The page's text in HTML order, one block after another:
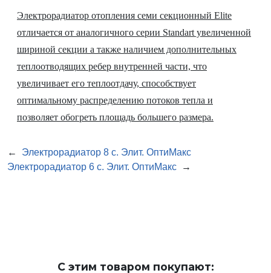
Электрорадиатор отопления семи секционный Elite
отличается от аналогичного серии Standart увеличенной
шириной секции а также наличием дополнительных
теплоотводящих ребер внутренней части, что
увеличивает его теплоотдачу, способствует
оптимальному распределению потоков тепла и
позволяет обогреть площадь большего размера.
← Электрорадиатор 8 с. Элит. ОптиМакс
Электрорадиатор 6 с. Элит. ОптиМакс
→
С этим товаром покупают: